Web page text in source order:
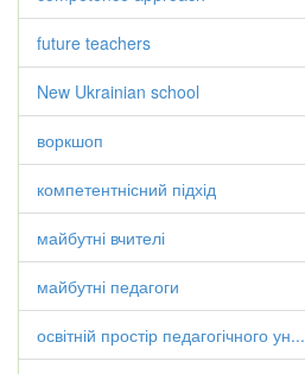
future teachers
New Ukrainian school
воркшоп
компетентнісний підхід
майбутні вчителі
майбутні педагоги
освітній простір педагогічного ун...